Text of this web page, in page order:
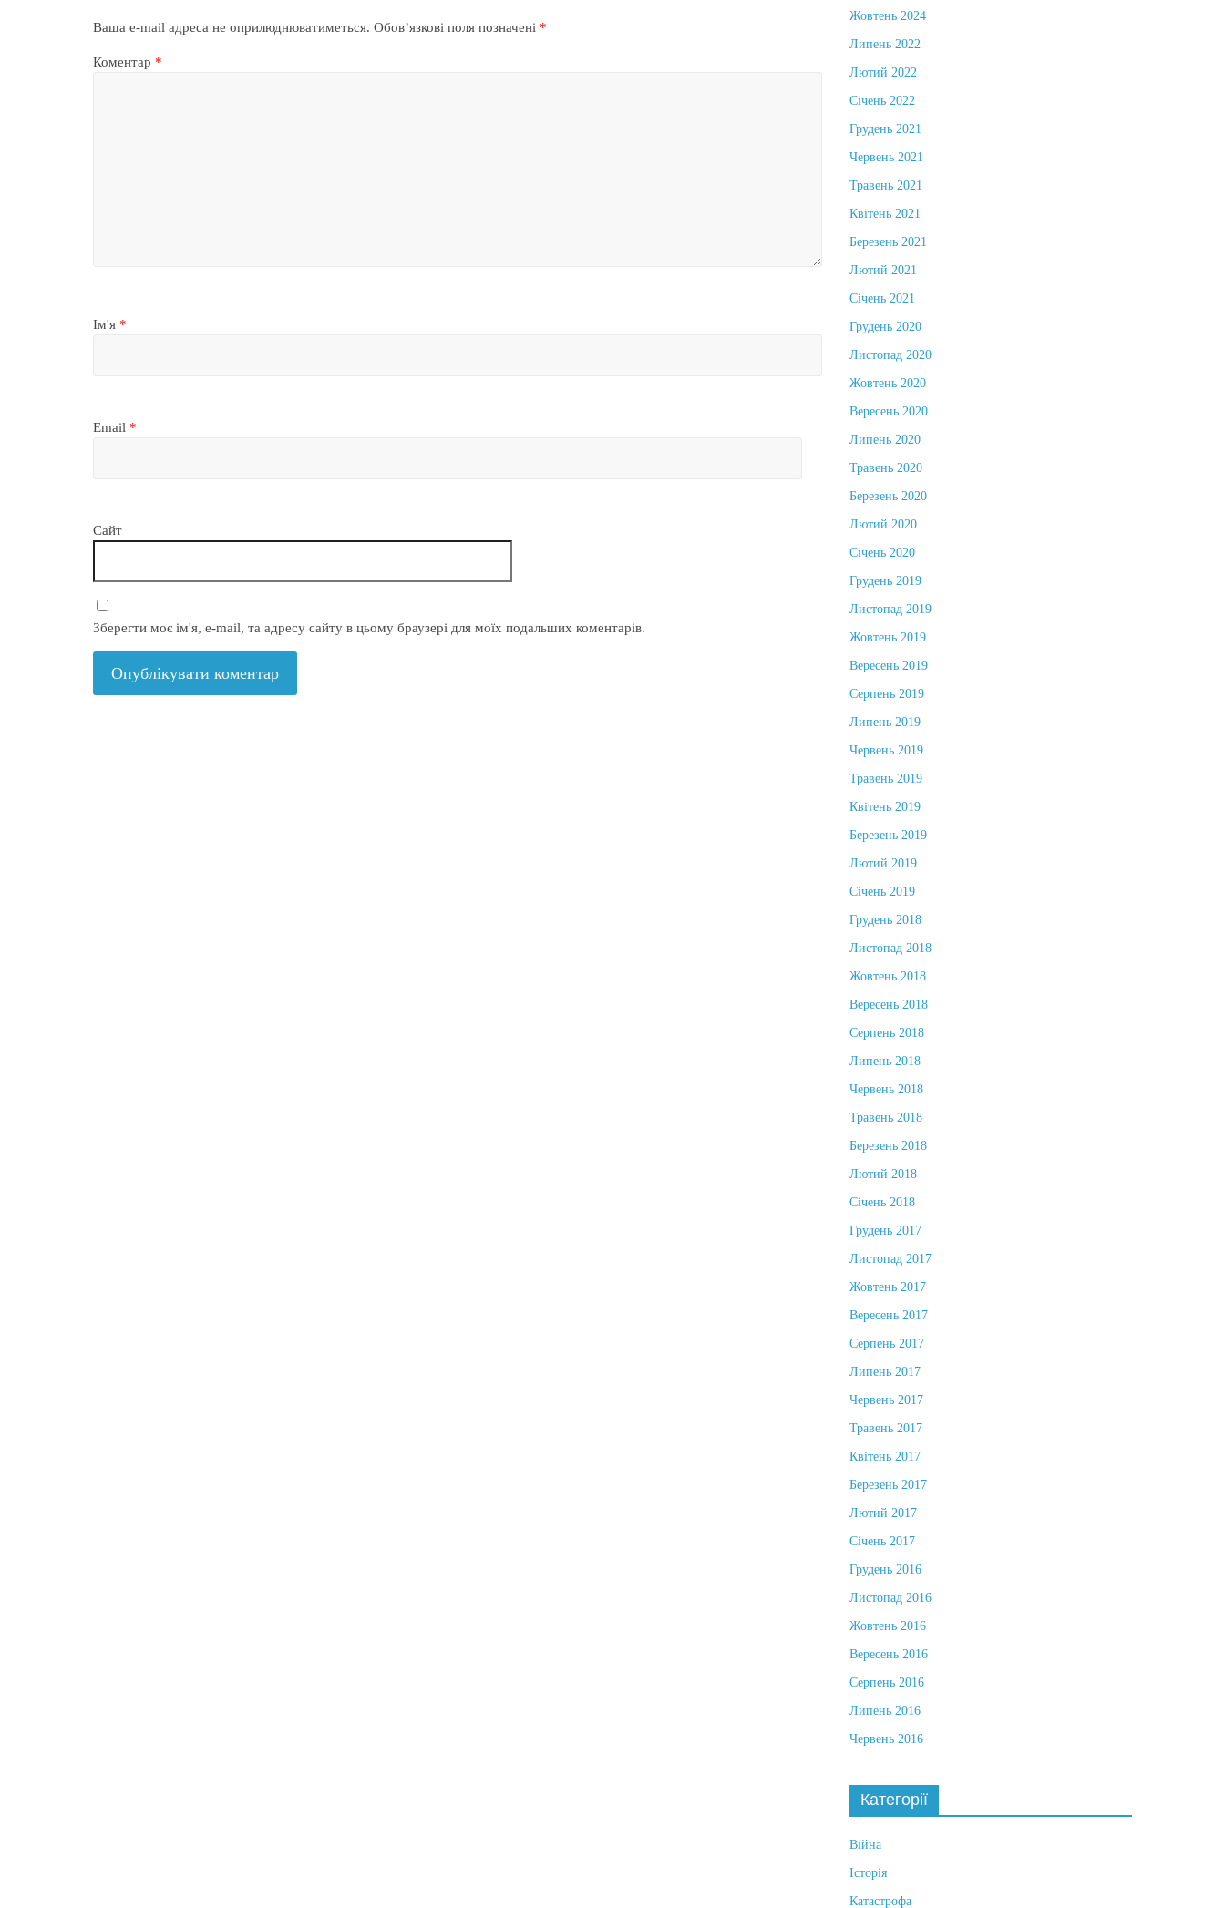
Ваша e-mail адреса не оприлюднюватиметься. Обов’язкові поля позначені *
Коментар *
Ім'я *
Email *
Сайт
Зберегти моє ім'я, e-mail, та адресу сайту в цьому браузері для моїх подальших коментарів.
Жовтень 2024
Липень 2022
Лютий 2022
Січень 2022
Грудень 2021
Червень 2021
Травень 2021
Квітень 2021
Березень 2021
Лютий 2021
Січень 2021
Грудень 2020
Листопад 2020
Жовтень 2020
Вересень 2020
Липень 2020
Травень 2020
Березень 2020
Лютий 2020
Січень 2020
Грудень 2019
Листопад 2019
Жовтень 2019
Вересень 2019
Серпень 2019
Липень 2019
Червень 2019
Травень 2019
Квітень 2019
Березень 2019
Лютий 2019
Січень 2019
Грудень 2018
Листопад 2018
Жовтень 2018
Вересень 2018
Серпень 2018
Липень 2018
Червень 2018
Травень 2018
Березень 2018
Лютий 2018
Січень 2018
Грудень 2017
Листопад 2017
Жовтень 2017
Вересень 2017
Серпень 2017
Липень 2017
Червень 2017
Травень 2017
Квітень 2017
Березень 2017
Лютий 2017
Січень 2017
Грудень 2016
Листопад 2016
Жовтень 2016
Вересень 2016
Серпень 2016
Липень 2016
Червень 2016
Категорії
Війна
Історія
Катастрофа